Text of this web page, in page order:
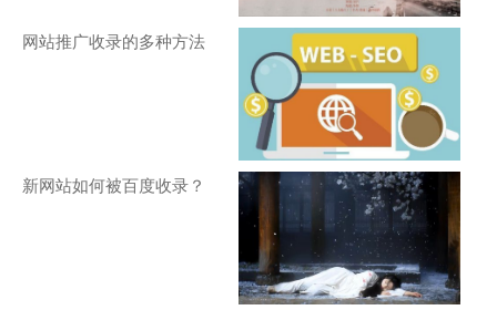
网站推广收录的多种方法
新网站如何被百度收录？